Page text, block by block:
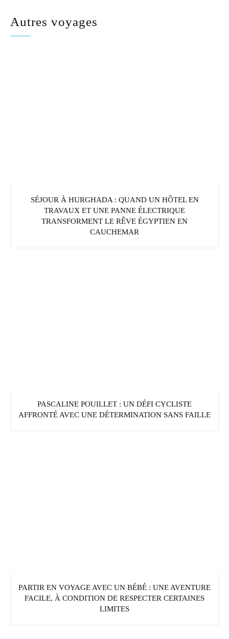
Autres voyages
SÉJOUR À HURGHADA : QUAND UN HÔTEL EN
TRAVAUX ET UNE PANNE ÉLECTRIQUE
TRANSFORMENT LE RÊVE ÉGYPTIEN EN
CAUCHEMAR
PASCALINE POUILLET : UN DÉFI CYCLISTE
AFFRONTÉ AVEC UNE DÉTERMINATION SANS FAILLE
PARTIR EN VOYAGE AVEC UN BÉBÉ : UNE AVENTURE
FACILE, À CONDITION DE RESPECTER CERTAINES
LIMITES